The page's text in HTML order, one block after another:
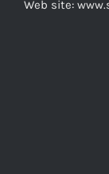
Web site: